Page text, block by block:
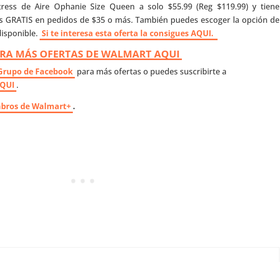
de Aire Ophanie Size Queen a solo $55.99 (Reg $119.99) y tiene
GRATIS en pedidos de $35 o más. También puedes escoger la opción de
Si te interesa esta oferta la consigues AQUI.
MÁS OFERTAS DE WALMART AQUI
de Facebook para más ofertas o puedes suscribirte a
.
de Walmart+ .